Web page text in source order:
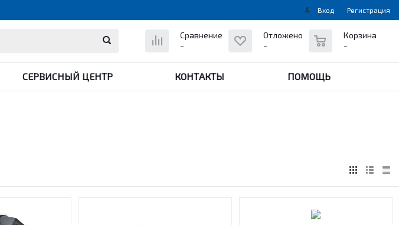
Вход Регистрация
Сравнение
-
Отложено
-
Корзина
-
СЕРВИСНЫЙ ЦЕНТР КОНТАКТЫ ПОМОЩЬ